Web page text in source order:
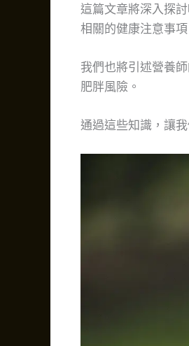
這篇文章將深入探
相關的健康注意事項
我們也將引述營養
肥胖風險。
通過這些知識，讓